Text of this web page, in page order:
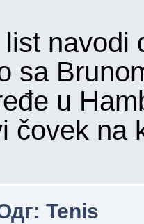
navodi
sa
u
čovek na
Tenis